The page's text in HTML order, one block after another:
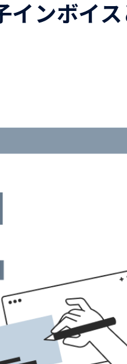
インボイス